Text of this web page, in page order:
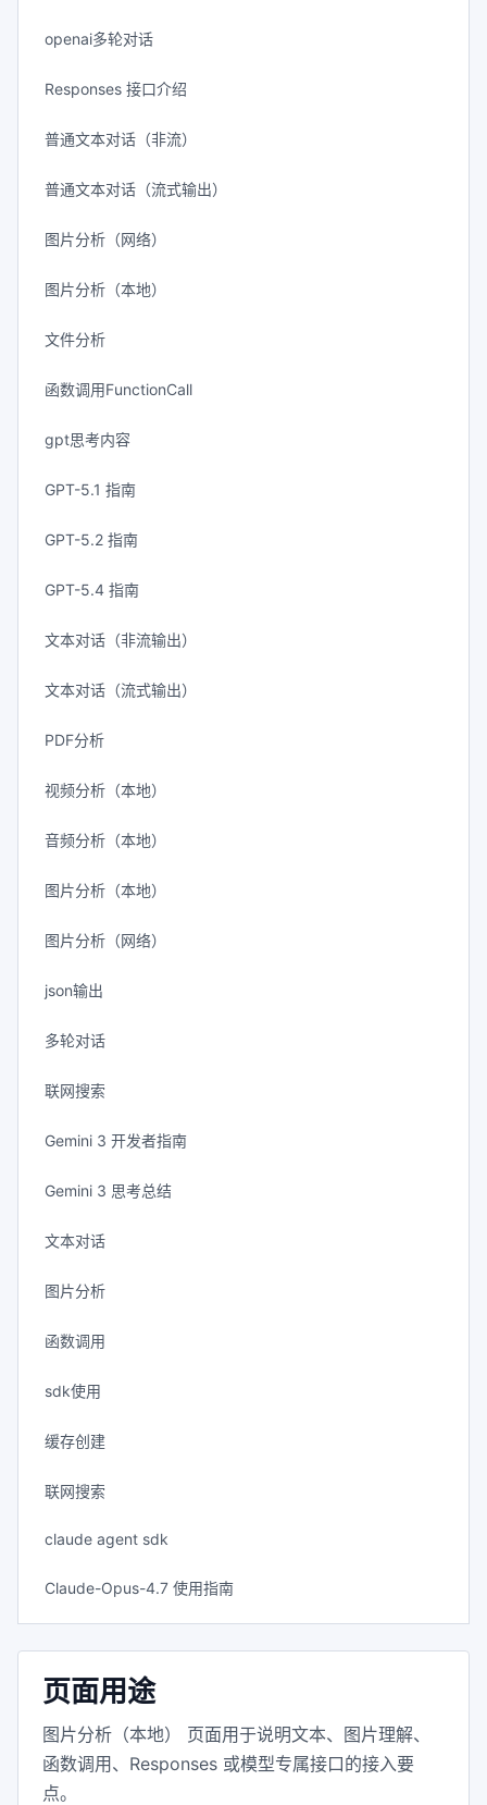
openai多轮对话
Responses 接口介绍
普通文本对话（非流）
普通文本对话（流式输出）
图片分析（网络）
图片分析（本地）
文件分析
函数调用FunctionCall
gpt思考内容
GPT-5.1 指南
GPT-5.2 指南
GPT-5.4 指南
文本对话（非流输出）
文本对话（流式输出）
PDF分析
视频分析（本地）
音频分析（本地）
图片分析（本地）
图片分析（网络）
json输出
多轮对话
联网搜索
Gemini 3 开发者指南
Gemini 3 思考总结
文本对话
图片分析
函数调用
sdk使用
缓存创建
联网搜索
claude agent sdk
Claude-Opus-4.7 使用指南
页面用途
图片分析（本地） 页面用于说明文本、图片理解、
函数调用、Responses 或模型专属接口的接入要
点。